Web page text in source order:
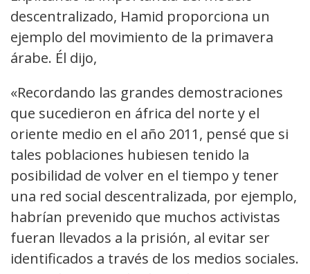
descentralizado, Hamid proporciona un
ejemplo del movimiento de la primavera
árabe. Él dijo,
«Recordando las grandes demostraciones
que sucedieron en áfrica del norte y el
oriente medio en el año 2011, pensé que si
tales poblaciones hubiesen tenido la
posibilidad de volver en el tiempo y tener
una red social descentralizada, por ejemplo,
habrían prevenido que muchos activistas
fueran llevados a la prisión, al evitar ser
identificados a través de los medios sociales.